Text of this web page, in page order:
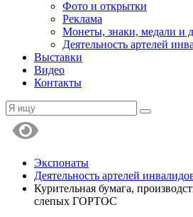
Фото и открытки
Реклама
Монеты, знаки, медали и
Деятельность артелей
Выставки
Видео
Контакты
Экспонаты
Деятельность артелей
Курительная бумага,
слепых ГОРТОС